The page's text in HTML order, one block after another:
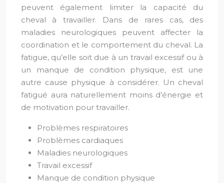
peuvent également limiter la capacité du
cheval à travailler. Dans de rares cas, des
maladies neurologiques peuvent affecter la
coordination et le comportement du cheval. La
fatigue, qu’elle soit due à un travail excessif ou à
un manque de condition physique, est une
autre cause physique à considérer. Un cheval
fatigué aura naturellement moins d’énergie et
de motivation pour travailler.
Problèmes respiratoires
Problèmes cardiaques
Maladies neurologiques
Travail excessif
Manque de condition physique